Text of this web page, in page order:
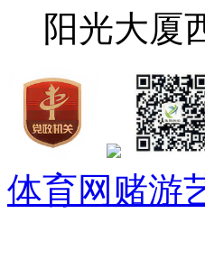
阳光大厦
体育网赌游